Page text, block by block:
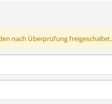
nach Überprüfung freigeschaltet.